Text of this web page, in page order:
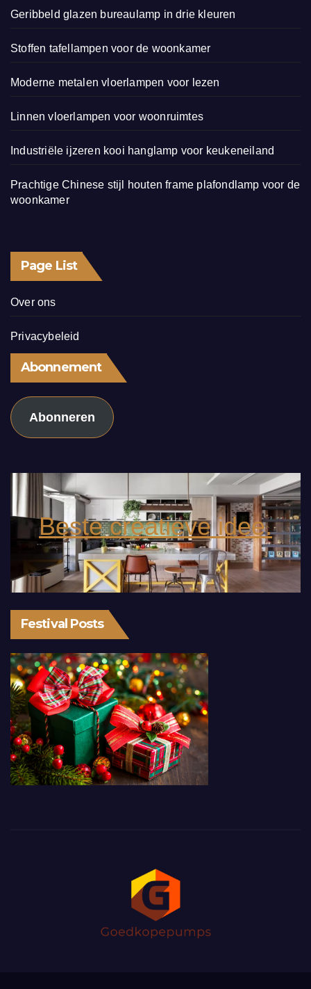
Geribbeld glazen bureaulamp in drie kleuren
Stoffen tafellampen voor de woonkamer
Moderne metalen vloerlampen voor lezen
Linnen vloerlampen voor woonruimtes
Industriële ijzeren kooi hanglamp voor keukeneiland
Prachtige Chinese stijl houten frame plafondlamp voor de
woonkamer
Page List
Over ons
Privacybeleid
Abonnement
Abonneren
Beste creatieve idee.
Festival Posts